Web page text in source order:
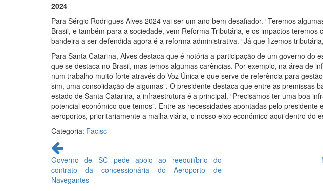
2024
Para Sérgio Rodrigues Alves 2024 vai ser um ano bem desafiador. “Teremos
Brasil, e também para a sociedade, vem Reforma Tributária, e os impactos teremos
bandeira a ser defendida agora é a reforma administrativa. “Já que fizemos
Para Santa Catarina, Alves destaca que é notória a participação de um governo do
que se destaca no Brasil, mas temos algumas carências. Por exemplo, na área de
num trabalho muito forte através do Voz Única e que serve de referência para
sim, uma consolidação de algumas”. O presidente destaca que entre as premissas
estado de Santa Catarina, a infraestrutura é a principal. “Precisamos ter uma boa
potencial econômico que temos”. Entre as necessidades apontadas pelo
aeroportos, prioritariamente a malha viária, o nosso eixo económico aqui dentro do
Categoria: Facisc
Continue
lendo
Governo de SC pede apoio ao reequilíbrio do
contrato da concessionária do Aeroporto de
Navegantes